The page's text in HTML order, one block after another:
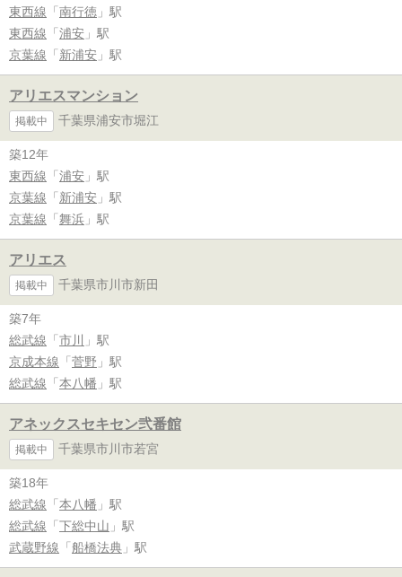
東西線 「 南行徳 」駅
東西線 「 浦安 」駅
京葉線 「 新浦安 」駅
アリエスマンション
掲載中 千葉県浦安市堀江
築12年
東西線 「 浦安 」駅
京葉線 「 新浦安 」駅
京葉線 「 舞浜 」駅
アリエス
掲載中 千葉県市川市新田
築7年
総武線 「 市川
」駅
京成本線 「 菅野 」駅
総武線 「 本八幡 」駅
アネックスセキセン弐番館
掲載中 千葉県市川市若宮
築18年
総武線 「 本八幡 」駅
総武線 「 下総中山 」駅
武蔵野線 「 船橋法典 」駅